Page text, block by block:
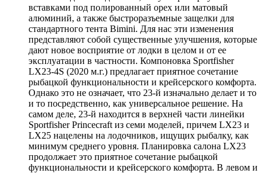
вставками под полированный орех или матовый
алюминий, а также быстроразъемные защелки для
стандартного тента Bimini. Для нас эти изменения
представляют собой существенные улучшения, которые
дают новое восприятие от лодки в целом и от ее
эксплуатации в частности. Компоновка Sportfisher
LX23-4S (2020 м.г.) предлагает приятное сочетание
рыбацкой функциональности и крейсерского комфорта.
Однако это не означает, что 23-й изначально делает и то
и то посредственно, как универсальное решение. На
самом деле, 23-й находится в верхней части линейки
Sportfisher Princecraft из семи моделей, причем LX23 и
LX25 нацелены на лодочников, ищущих рыбалку, как
минимум среднего уровня. Планировка салона LX23
продолжает это приятное сочетание рыбацкой
функциональности и крейсерского комфорта. В левом и